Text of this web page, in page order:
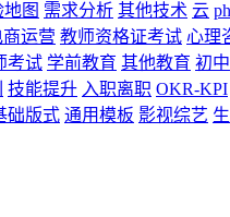
图 需求分析 其他技术 云
商运营 教师资格证考试 心理
考试 学前教育 其他教育 初中
技能提升 入职离职 OKR-KPI
础版式 通用模板 影视综艺